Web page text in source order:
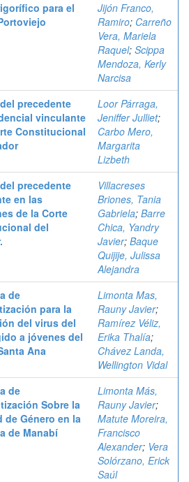
para el
Jijón Franco,
Ramiro; Carreño
Vera, Mariela
Raquel; Scippa
Mendoza, Kerly
Narcisa
precedente
vinculante
Constitucional
Loor Párraga,
Jeniffer Julliet;
Carbo Mero,
Margarita
Lizbeth
precedente
en las
de la Corte
del
Villacreses
Briones, Tania
Gabriela; Barre
Chica, Yandry
Javier; Baque
Quijije, Julissa
Alejandra
de
para la
del virus del
a jóvenes del
Ana
Limonta Mas,
Rauny Javier;
Ramírez Véliz,
Erika Thalía;
Chávez Landa,
Wellington Vidal
de
Sobre la
de Género en la
de Manabí
Limonta Más,
Rauny Javier;
Matute Moreira,
Francisco
Alexander; Vera
Solórzano, Erick
Saúl